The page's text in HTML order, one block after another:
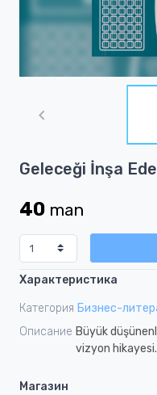
1
1
Geleceği İnşa
40 man
Характеристика
Категория Бизнес-
Описание Büyük
vizyon hikayesi.
Магазин